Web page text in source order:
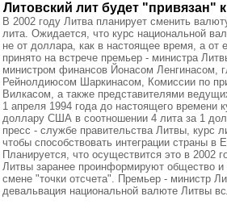
Литовский лит будет "привязан"
В 2002 году Литва планирует сменить
лита. Ожидается, что курс национальной
не от доллара, как в настоящее время, а от
принято на встрече премьер - министра
министром финансов Йонасом Ленгинасом,
Рейнолдиюсом Шаркинасом, Комиссии по
Вилкасом, а также представителями
1 апреля 1994 года до настоящего времени
доллару США в соотношении 4 лита за 1
пресс - службе правительства Литвы, курс
чтобы способствовать интеграции страны в
Планируется, что осуществится это в 2002
Литвы заранее проинформируют общество
смене "точки отсчета". Премьер - министр
девальвация национальной валюте Литвы